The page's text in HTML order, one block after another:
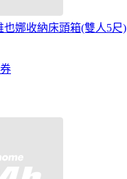
也娜收納床頭箱(雙人5尺)